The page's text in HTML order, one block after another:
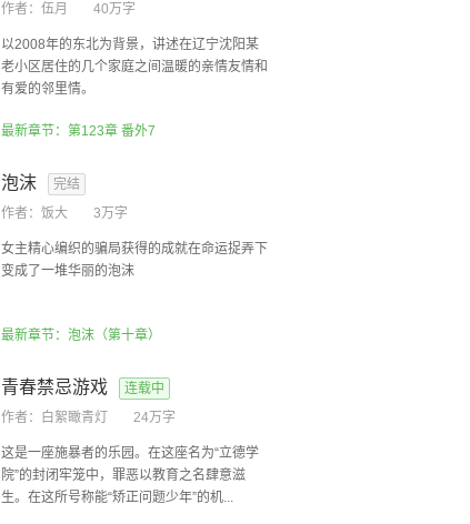
作者： 伍月 40万字
以2008年的东北为背景，讲述在辽宁沈阳某
老小区居住的几个家庭之间温暖的亲情友情和
有爱的邻里情。
最新章节：第123章 番外7
泡沫
完结
作者： 饭大 3万字
女主精心编织的骗局获得的成就在命运捉弄下
变成了一堆华丽的泡沫
最新章节：泡沫（第十章）
青春禁忌游戏
连载中
作者：
白絮瞰青灯 24万字
这是一座施暴者的乐园。在这座名为“立德学
院”的封闭牢笼中，罪恶以教育之名肆意滋
生。在这所号称能“矫正问题少年”的机...